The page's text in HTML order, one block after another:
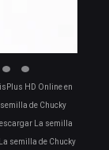
HD Online en
de Chucky
La semilla
semilla de Chucky